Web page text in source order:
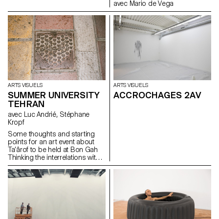
avec Mario de Vega
ARTS VISUELS
SUMMER UNIVERSITY
TEHRAN
avec Luc Andrié, Stéphane
Kropf
Some thoughts and starting
points for an art event about
Ta’ârof to be held at Bon Gah
Thinking the interrelations within
the art world, taking as a
starting point an Iranian artist
run space inviting a visiting
and how Ta’ârof may be of any
help to try to build a temporary
ARTS VISUELS
ACCROCHAGES 2AV